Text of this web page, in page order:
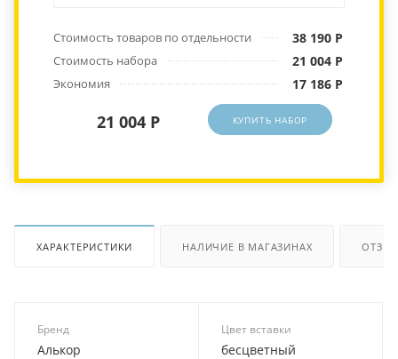
Стоимость товаров по отдельности 38 190 Р
Стоимость набора 21 004 Р
Экономия 17 186 Р
21 004 Р КУПИТЬ НАБОР
ХАРАКТЕРИСТИКИ НАЛИЧИЕ В МАГАЗИНАХ
Бренд
Алькор
Цвет вставки
бесцветный